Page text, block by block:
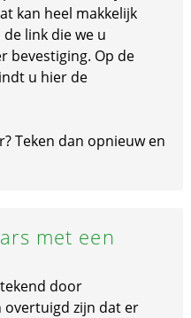
kan heel makkelijk
link die we u
bevestiging. Op de
u hier de
Teken dan opnieuw en
met een
door
overtuigd zijn dat er